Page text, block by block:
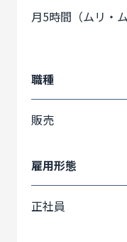
月5時間（ムリ・
職種
販売
雇用形態
正社員